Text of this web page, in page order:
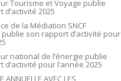
Tourisme et Voyage publie
d’activité 2025
de la Médiation SNCF
son rapport d’activité pour
national de l’énergie publie
d’activité pour l’année 2025
ANNUELLE AVEC LES